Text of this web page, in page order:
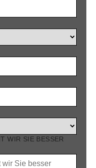
WIR SIE BESSER